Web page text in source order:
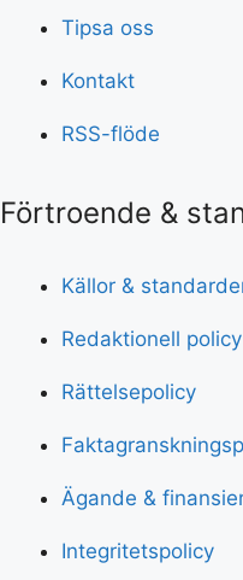
Tipsa oss
Kontakt
RSS-flöde
Förtroende &
Källor &
Redaktionell policy
Rättelsepolicy
Ägande &
Integritetspolicy